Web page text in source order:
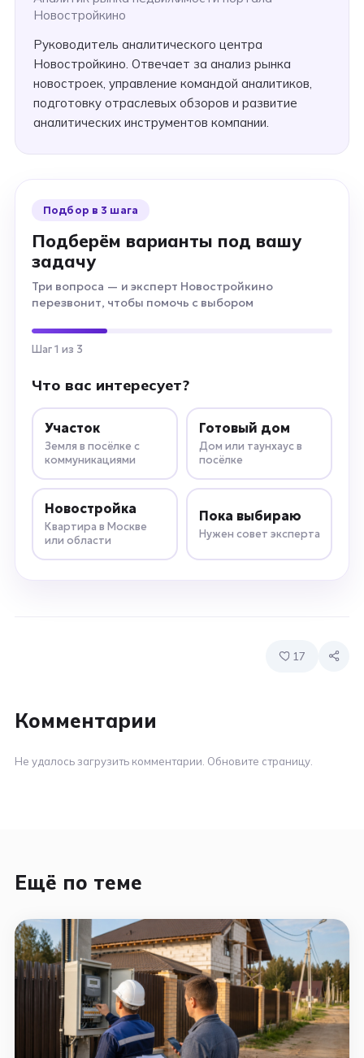
Новостройкино
Руководитель аналитического центра
Новостройкино. Отвечает за анализ рынка
новостроек, управление командой аналитиков,
подготовку отраслевых обзоров и развитие
аналитических инструментов компании.
Подбор в 3 шага
Подберём варианты под вашу
задачу
Три вопроса — и эксперт Новостройкино
перезвонит, чтобы помочь с выбором
Шаг 1 из 3
Что вас интересует?
Участок
Земля в посёлке с
коммуникациями
Готовый дом
Дом или таунхаус в
посёлке
Новостройка
Квартира в Москве
или области
Пока выбираю
Нужен совет эксперта
17
Комментарии
Не удалось загрузить комментарии. Обновите страницу.
Ещё по теме